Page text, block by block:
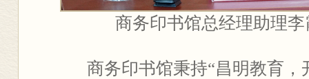
商务印书馆总经理助理
商务印书馆秉持“昌明教育，